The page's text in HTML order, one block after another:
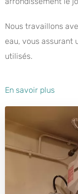
Nous travaillons
eau, vous assurant
utilisés.
En savoir plus